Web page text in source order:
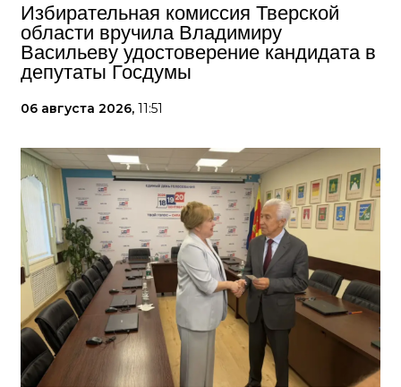
Избирательная комиссия Тверской
области вручила Владимиру
Васильеву удостоверение кандидата в
депутаты Госдумы
06 августа 2026, 11:51